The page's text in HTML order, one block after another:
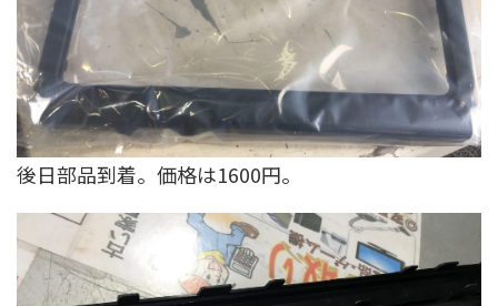
後日部品到着。価格は1600円。